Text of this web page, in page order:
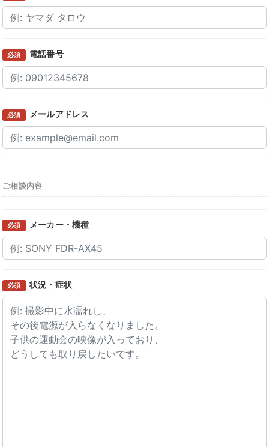
必須 電話番号
必須 メールアドレス
ご相談内容
必須 メーカー・機種
必須 状況・症状